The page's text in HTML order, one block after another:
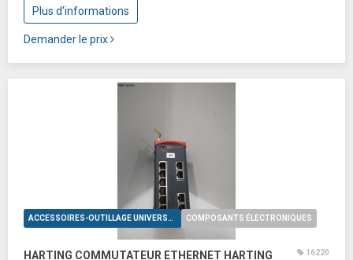
Plus d'informations
Demander le prix
ACCESSOIRES-OUTILLAGE UNIVERSELS COMPOSANTS ÉLECTRONIQUES
HARTING COMMUTATEUR ETHERNET HARTING
16220